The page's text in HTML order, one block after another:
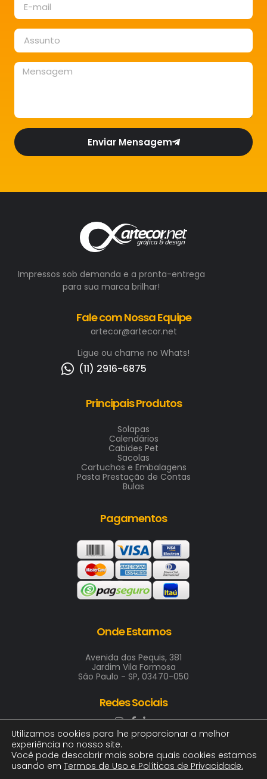
Enviar Mensagem
Impressos sob demanda e a pronta-entrega
para sua marca brilhar!
Fale com Nossa Equipe
artecor@artecor.net
Ligue ou chame no Whats!
(11) 2916-6875
Principais Produtos
Solapas
Calendários
Cabides Pet
Sacolas
Cartuchos e Embalagens
Pasta Prestação de Contas
Bulas
Pagamentos
Onde Estamos
Avenida dos Pequis, 381
Jardim Vila Formosa
São Paulo - SP, 03470-050
Redes Sociais
2025 © ARTE & COR INDUSTRIA GRAFICA LTDA
Utilizamos cookies para lhe proporcionar a melhor
experiência no nosso site.
Você pode descobrir mais sobre quais cookies estamos
usando em Termos de Uso e Políticas de Privacidade.